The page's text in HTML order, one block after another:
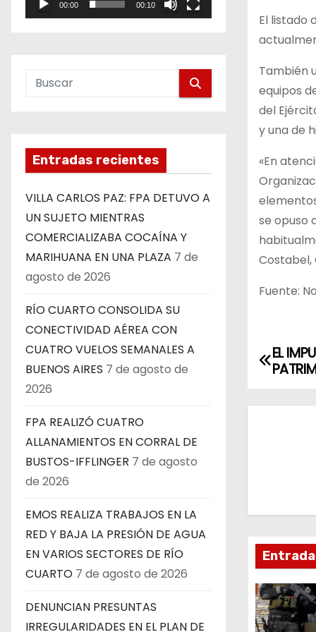
00:00 00:10
Entradas recientes
VILLA CARLOS PAZ: FPA DETUVO A
UN SUJETO MIENTRAS
COMERCIALIZABA COCAÍNA Y
MARIHUANA EN UNA PLAZA 7 de
agosto de 2026
RÍO CUARTO CONSOLIDA SU
CONECTIVIDAD AÉREA CON
CUATRO VUELOS SEMANALES A
BUENOS AIRES 7 de agosto de
2026
FPA REALIZÓ CUATRO
ALLANAMIENTOS EN CORRAL DE
BUSTOS-IFFLINGER 7 de agosto
de 2026
EMOS REALIZA TRABAJOS EN LA
RED Y BAJA LA PRESIÓN DE AGUA
EN VARIOS SECTORES DE RÍO
CUARTO 7 de agosto de 2026
DENUNCIAN PRESUNTAS
IRREGULARIDADES EN EL PLAN DE
El listado
También
equipos
del
y una de
«En
se opuso
Costabel,
Fuente:
N
c
i
ó
n
EL